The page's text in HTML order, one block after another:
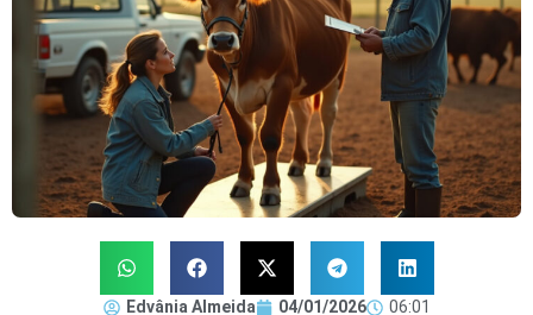
Edvânia Almeida 04/01/2026 06:01